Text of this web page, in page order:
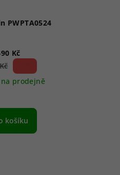
PWPTA0524
Kč
prodejně
košíku